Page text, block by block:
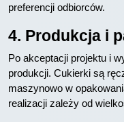
preferencji odbiorców.
4. Produkcja i
Po akceptacji projektu i
produkcji. Cukierki są
maszynowo w
realizacji zależy od